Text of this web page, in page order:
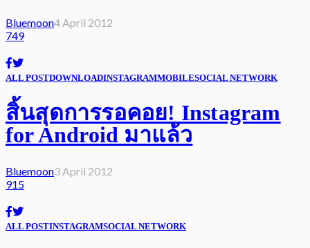
Bluemoon4 April 2012
749
ALL POSTDOWNLOADINSTAGRAMMOBILESOCIAL NETWORK
สิ้นสุดการรอคอย! Instagram
for Android มาแล้ว
Bluemoon3 April 2012
915
ALL POSTINSTAGRAMSOCIAL NETWORK